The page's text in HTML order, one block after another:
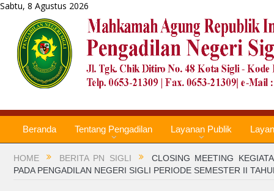
Sabtu, 8 Agustus 2026
Beranda Tentang Pengadilan Layanan Publik
HOME BERITA PN SIGLI
CLOSING MEETING
PADA PENGADILAN NEGERI SIGLI PERIODE SEMESTER II